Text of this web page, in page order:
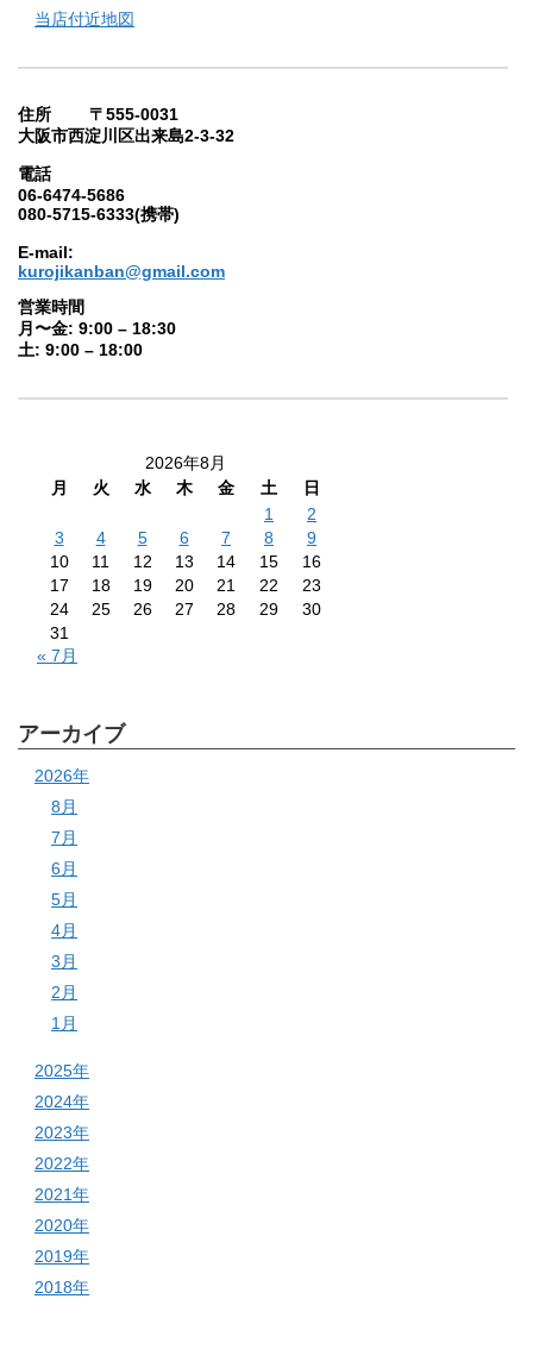
当店付近地図
住所 〒555-0031
大阪市西淀川区出来島2-3-32
電話
06-6474-5686
080-5715-6333(携帯)
E-mail:
kurojikanban@gmail.com
営業時間
月〜金: 9:00 – 18:30
土: 9:00 – 18:00
2026年8月
月
火 水 木 金 土
日
1
2
3
4 5 6 7 8
9
10
11 12 13 14 15
16
17
18 19 20 21 22
23
24
25 26 27 28 29
30
31
« 7月
アーカイブ
2026年
8月
7月
6月
5月
4月
3月
2月
1月
2025年
2024年
2023年
2022年
2021年
2020年
2019年
2018年